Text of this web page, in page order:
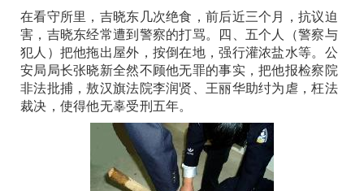
在看守所里，吉晓东几次绝食，前后近三个月，抗议迫
害，吉晓东经常遭到警察的打骂。四、五个人（警察与
犯人）把他拖出屋外，按倒在地，强行灌浓盐水等。公
安局局长张晓新全然不顾他无罪的事实，把他报检察院
非法批捕，敖汉旗法院李润贤、王丽华助纣为虐，枉法
裁决，使得他无辜受刑五年。